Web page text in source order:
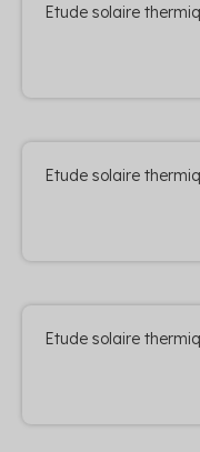
Etude solaire
Etude solaire
Etude solaire